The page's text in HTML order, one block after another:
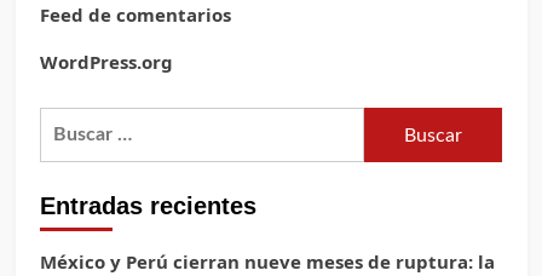
Feed de comentarios
WordPress.org
Buscar:
Entradas recientes
México y Perú cierran nueve meses de ruptura: la